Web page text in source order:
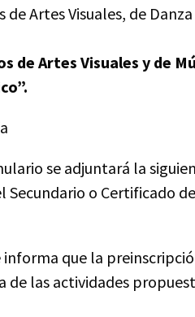
de Artes Visuales, de
de Artes Visuales y de
se adjuntará la
Secundario o Certificado
que la
de las actividades